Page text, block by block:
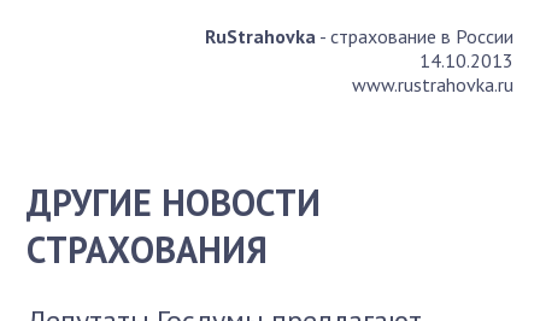
RuStrahovka- страхование в России
14.10.2013
www.rustrahovka.ru
ДРУГИЕ НОВОСТИ
СТРАХОВАНИЯ